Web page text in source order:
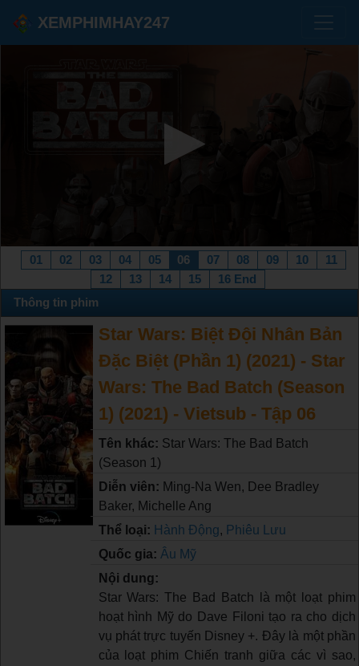
XEMPHIMHAY247
01 02 03 04 05 06 07 08 09 10
11
12
13 14 15
16 End
Thông tin phim
Star Wars: Biệt Đội Nhân Bản
Đặc Biệt (Phần 1) (2021) - Star
Wars: The Bad Batch (Season
1) (2021) - Vietsub - Tập 06
Tên khác: Star Wars: The Bad Batch
(Season 1)
Diễn viên: Ming-Na Wen, Dee Bradley
Baker, Michelle Ang
Thể loại: Hành Động, Phiêu Lưu
Quốc gia: Âu Mỹ
Nội dung:
Star Wars: The Bad Batch là một loạt phim
hoạt hình Mỹ do Dave Filoni tạo ra cho dịch
vụ phát trực tuyến Disney +. Đây là một phần
của loạt phim Chiến tranh giữa các vì sao,